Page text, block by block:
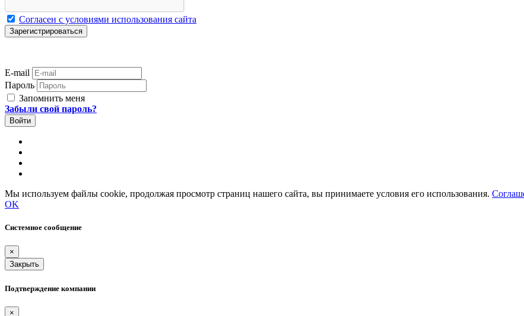
Согласен с условиями использования сайта
E-mail
Пароль
Запомнить меня
Забыли свой пароль?
Мы используем файлы cookie, продолжая просмотр страниц нашего сайта, вы принимаете условия его использования.
OK
Системное сообщение
×
Закрыть
Подтверждение компании
×